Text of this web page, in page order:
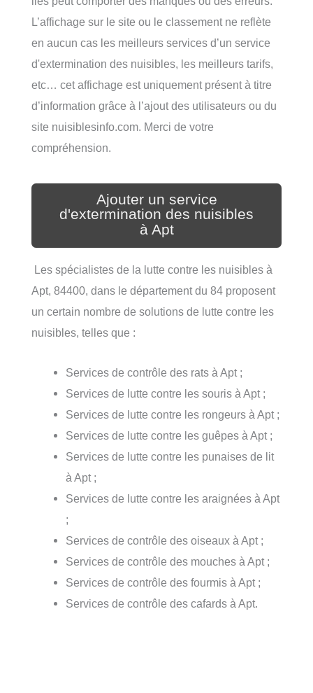
L’affichage sur le site ou le classement ne reflète
en aucun cas les meilleurs services d’un service
d'extermination des nuisibles, les meilleurs tarifs,
etc… cet affichage est uniquement présent à titre
d’information grâce à l’ajout des utilisateurs ou du
site nuisiblesinfo.com. Merci de votre
compréhension.
Ajouter un service
d'extermination des nuisibles
à Apt
Les spécialistes de la lutte contre les nuisibles à
Apt, 84400, dans le département du 84 proposent
un certain nombre de solutions de lutte contre les
nuisibles, telles que :
Services de contrôle des rats à Apt ;
Services de lutte contre les souris à Apt ;
Services de lutte contre les rongeurs à Apt ;
Services de lutte contre les guêpes à Apt ;
Services de lutte contre les punaises de lit
à Apt ;
Services de lutte contre les araignées à Apt
;
Services de contrôle des oiseaux à Apt ;
Services de contrôle des mouches à Apt ;
Services de contrôle des fourmis à Apt ;
Services de contrôle des cafards à Apt.